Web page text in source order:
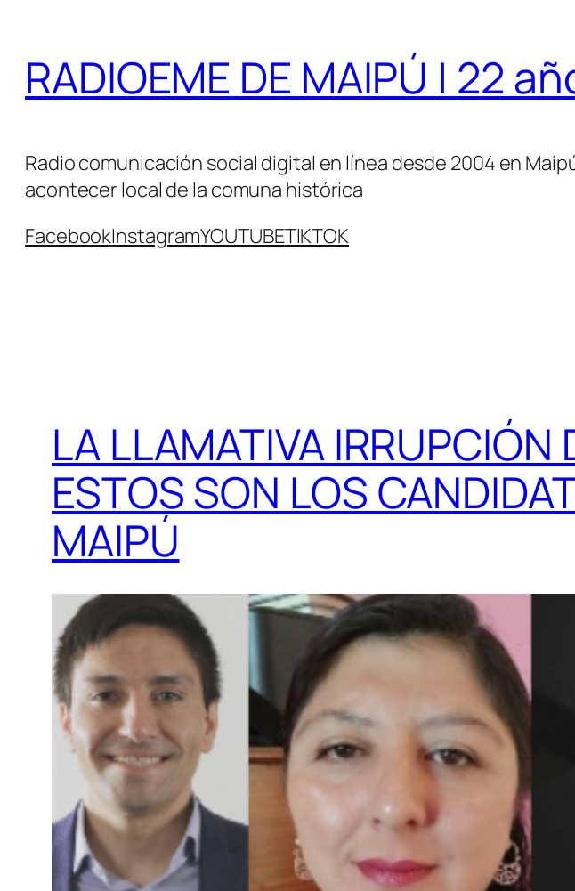
contenido
RADIOEME DE MAIPÚ | 22
Radio comunicación social digital en línea desde 2004 en
acontecer local de la comuna histórica
FacebookInstagramYOUTUBETIKTOK
LA LLAMATIVA IRRUPCIÓN
ESTOS SON LOS
MAIPÚ